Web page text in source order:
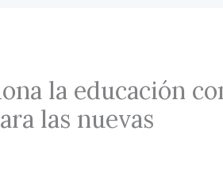
la educación
las nuevas